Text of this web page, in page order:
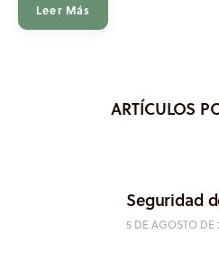
Leer Más
ARTÍCULOS
Seguridad
5 DE AGOSTO DE